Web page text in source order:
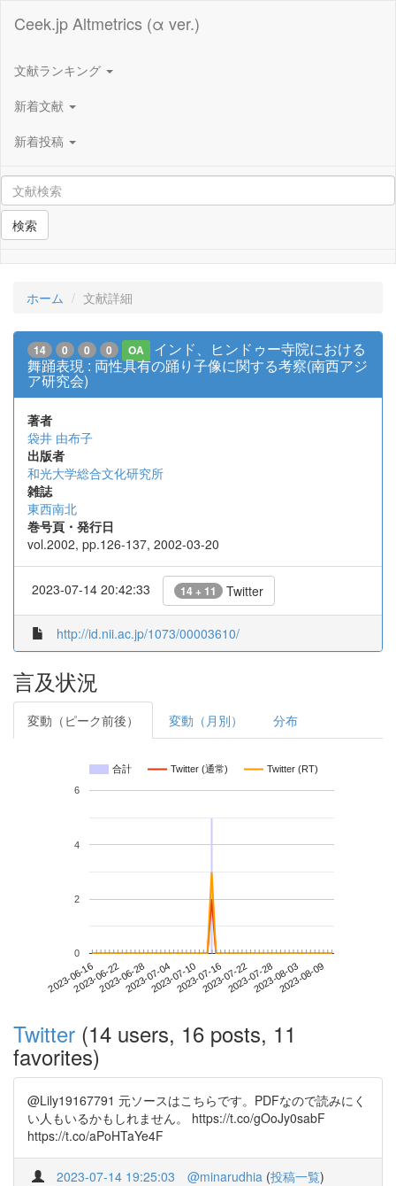
Ceek.jp Altmetrics (α ver.)
文献ランキング
新着文献
新着投稿
検索
ホーム 文献詳細
14 0 0 0 OA
インド、ヒンドゥー寺院における
舞踊表現 : 両性具有の踊り子像に関する考察(南西アジ
ア研究会)
著者
袋井 由布子
出版者
和光大学総合文化研究所
雑誌
東西南北
巻号頁・発行日
vol.2002, pp.126-137, 2002-03-20
2023-07-14 20:42:33 14 + 11 Twitter
http://id.nii.ac.jp/1073/00003610/
言及状況
変動（ピーク前後） 変動（月別） 分布
合計 Twitter (通常) Twitter (RT)
2023-06-162023-06-222023-06-282023-07-042023-07-102023-07-162023-07-222023-07-282023-08-032023-08-09
0
2
4
6
Twitter (14 users, 16 posts, 11
favorites)
@Lily19167791 元ソースはこちらです。PDFなので読みにく
い人もいるかもしれません。 https://t.co/gOoJy0sabF
https://t.co/aPoHTaYe4F
2023-07-14 19:25:03 @minarudhia (投稿一覧)